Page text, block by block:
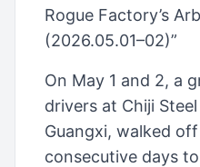
Rogue Factory’s
(2026.05.01–02)”
On May 1 and 2, a
drivers at Chiji
Guangxi, walked
consecutive days